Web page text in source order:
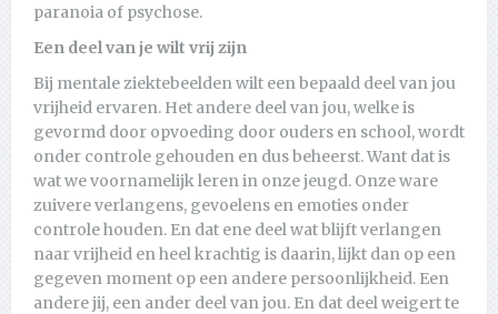
paranoia of psychose.
Een deel van je wilt vrij zijn
Bij mentale ziektebeelden wilt een bepaald deel van jou
vrijheid ervaren. Het andere deel van jou, welke is
gevormd door opvoeding door ouders en school, wordt
onder controle gehouden en dus beheerst. Want dat is
wat we voornamelijk leren in onze jeugd. Onze ware
zuivere verlangens, gevoelens en emoties onder
controle houden. En dat ene deel wat blijft verlangen
naar vrijheid en heel krachtig is daarin, lijkt dan op een
gegeven moment op een andere persoonlijkheid. Een
andere jij, een ander deel van jou. En dat deel weigert te